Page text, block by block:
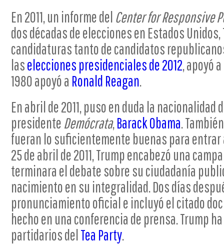
En 2011, un informe del Center for Responsive
dos décadas de elecciones en Estados
candidaturas tanto de candidatos
laselecciones presidenciales de 2012, apoyó a
1980 apoyó a Ronald Reagan.
En abril de 2011, puso en duda la nacionalidad
presidente Demócrata,Barack Obama.
fueran lo suficientemente buenas para
25 de abril de 2011, Trump encabezó una
terminara el debate sobre su ciudadanía
nacimiento en su integralidad. Dos días
pronunciamiento oficial e incluyó el citado
hecho en una conferencia de prensa. Trump
partidarios delTea Party.